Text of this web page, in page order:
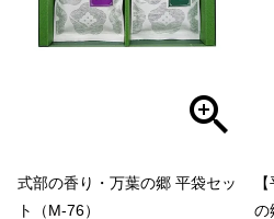
式部の香り・万葉の郷 平袋セッ
ト（M-76）
の